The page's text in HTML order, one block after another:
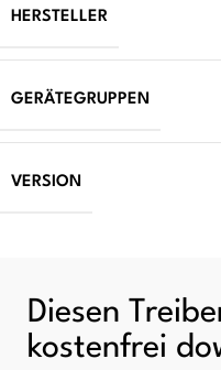
HERSTELLER
GERÄTEGRUPPEN
VERSION
Diesen
kostenfrei